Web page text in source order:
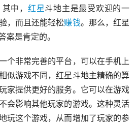
中， 红星斗地主是最受欢迎的一
，而且还能轻松赚钱。那么，红星
案是肯定的。
个非常完善的平台，可以在手机上
似游戏不同，红星斗地主精确的算
家提供更好的服务。它可以在游戏
会影响其他玩家的游戏。这种灵活
玩这个游戏，从而增加了玩家的参